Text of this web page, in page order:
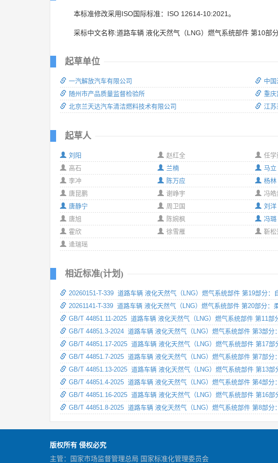
本标准修改采用ISO国际标准：ISO 12614-10:2021。
采标中文名称:道路车辆 液化天然气（LNG）燃气系统部件 第10部分
起草单位
一汽解放汽车有限公司
随州市产品质量监督检验所
北京兰天达汽车清洁燃料技术有限公司
中
重庆
江苏
起草人
刘阳
赵红全
高石
兰楠
李冲
陈万应
唐昆鹏
谢峥宇
唐静宁
周卫国
唐旭
陈婉枫
霍欣
徐雪雁
逄瑞瑶
任学
马立
杨林
冯皓
刘洋
冯璐
靳松
相近标准(计划)
20260151-T-339 道路车辆 液化天然气（LNG）燃气系统部件 第19部分：
20261141-T-339 道路车辆 液化天然气（LNG）燃气系统部件 第20部分：
GB/T 44851.11-2025 道路车辆 液化天然气（LNG）燃气系统部件 第11部
GB/T 44851.3-2024 道路车辆 液化天然气（LNG）燃气系统部件 第3部分
GB/T 44851.17-2025 道路车辆 液化天然气（LNG）燃气系统部件 第17部
GB/T 44851.7-2025 道路车辆 液化天然气（LNG）燃气系统部件 第7部分
GB/T 44851.13-2025 道路车辆 液化天然气（LNG）燃气系统部件 第13部
GB/T 44851.4-2025 道路车辆 液化天然气（LNG）燃气系统部件 第4部分
GB/T 44851.16-2025 道路车辆 液化天然气（LNG）燃气系统部件 第16部
GB/T 44851.8-2025 道路车辆 液化天然气（LNG）燃气系统部件 第8部分
版权所有 侵权必究
主管：国家市场监督管理总局 国家标准化管理委员会